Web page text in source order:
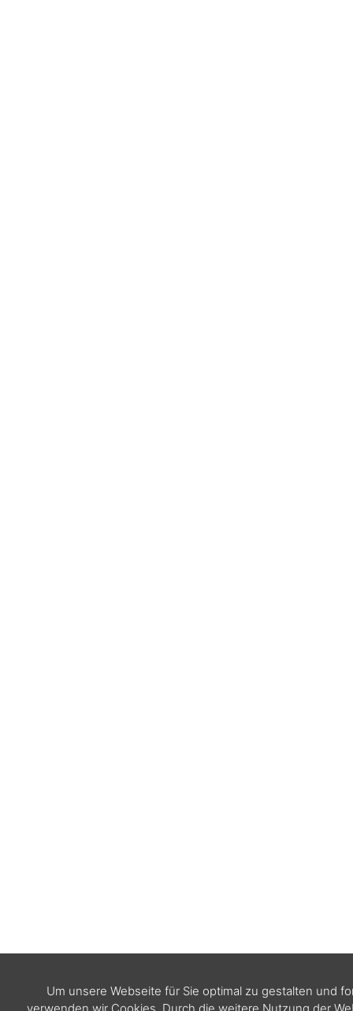
Um unsere Webseite für Sie optimal zu gestalten und